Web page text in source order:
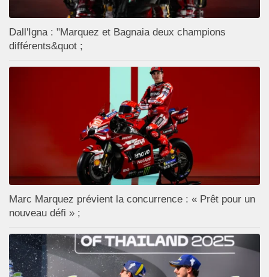
Dall'Igna : "Marquez et Bagnaia deux champions
différents&quot ;
Marc Marquez prévient la concurrence : « Prêt pour un
nouveau défi » ;